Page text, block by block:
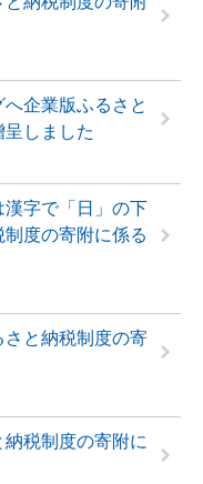
へ企業版ふるさと
しました
字で「日」の下
度の寄附に係る
と納税制度の寄
納税制度の寄附に